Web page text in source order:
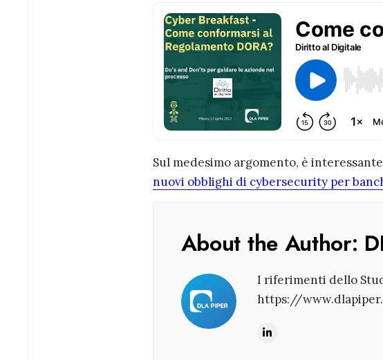
Sul medesimo argomento, è interessante
nuovi obblighi di cybersecurity per
About the Author:
I riferimenti dello
https://